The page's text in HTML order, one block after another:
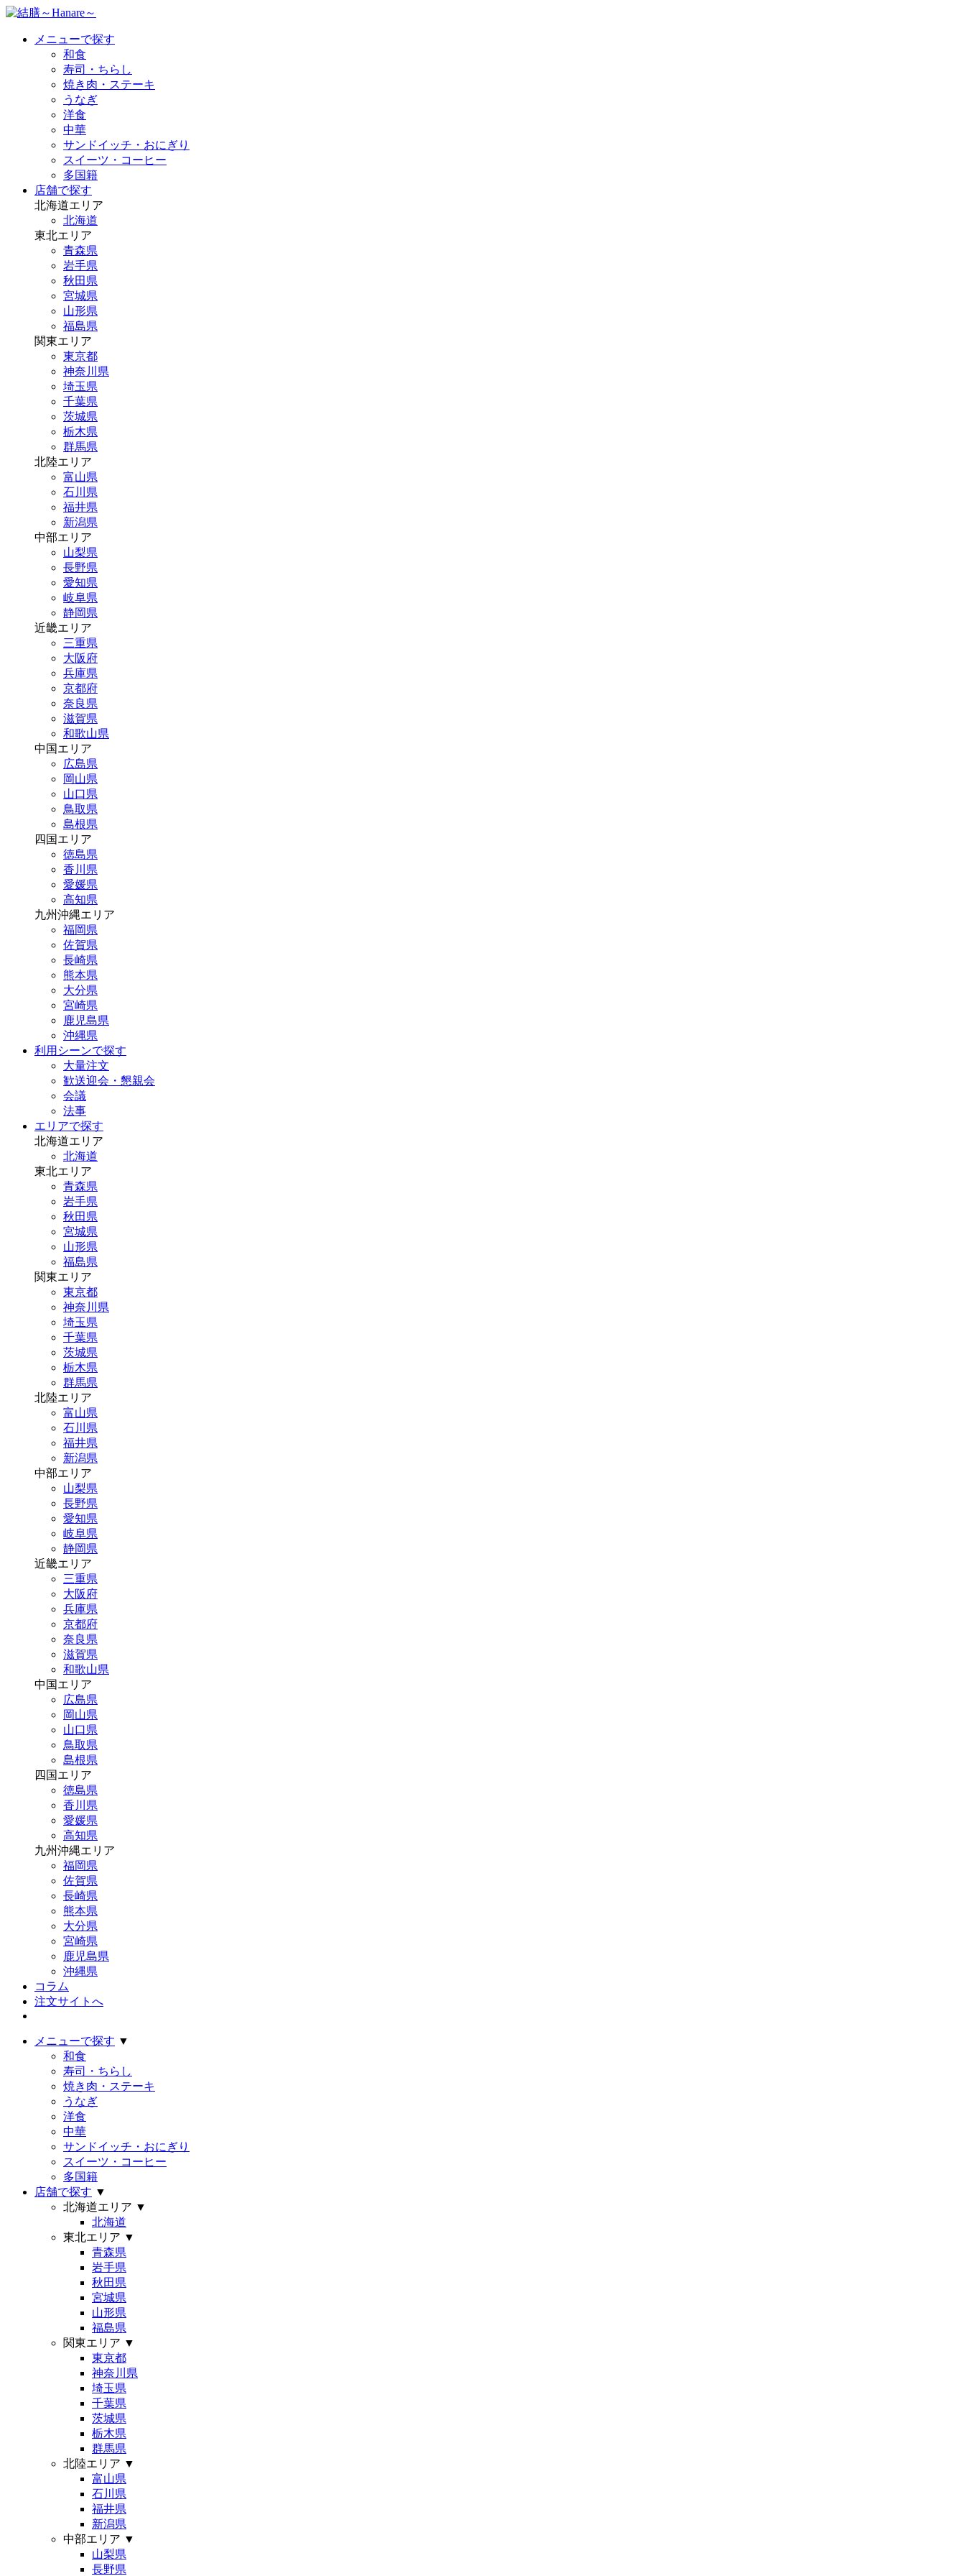
メニューで探す
和食
寿司・ちらし
焼き肉・ステーキ
うなぎ
洋食
中華
サンドイッチ・おにぎり
スイーツ・コーヒー
多国籍
店舗で探す
北海道エリア
北海道
東北エリア
青森県
岩手県
秋田県
宮城県
山形県
福島県
関東エリア
東京都
神奈川県
埼玉県
千葉県
茨城県
栃木県
群馬県
北陸エリア
富山県
石川県
福井県
新潟県
中部エリア
山梨県
長野県
愛知県
岐阜県
静岡県
近畿エリア
三重県
大阪府
兵庫県
京都府
奈良県
滋賀県
和歌山県
中国エリア
広島県
岡山県
山口県
鳥取県
島根県
四国エリア
徳島県
香川県
愛媛県
高知県
九州沖縄エリア
福岡県
佐賀県
長崎県
熊本県
大分県
宮崎県
鹿児島県
沖縄県
利用シーンで探す
大量注文
歓送迎会・懇親会
会議
法事
エリアで探す
北海道エリア
北海道
東北エリア
青森県
岩手県
秋田県
宮城県
山形県
福島県
関東エリア
東京都
神奈川県
埼玉県
千葉県
茨城県
栃木県
群馬県
北陸エリア
富山県
石川県
福井県
新潟県
中部エリア
山梨県
長野県
愛知県
岐阜県
静岡県
近畿エリア
三重県
大阪府
兵庫県
京都府
奈良県
滋賀県
和歌山県
中国エリア
広島県
岡山県
山口県
鳥取県
島根県
四国エリア
徳島県
香川県
愛媛県
高知県
九州沖縄エリア
福岡県
佐賀県
長崎県
熊本県
大分県
宮崎県
鹿児島県
沖縄県
コラム
注文サイトへ
メニューで探す ▼
和食
寿司・ちらし
焼き肉・ステーキ
うなぎ
洋食
中華
サンドイッチ・おにぎり
スイーツ・コーヒー
多国籍
店舗で探す ▼
北海道エリア ▼
北海道
東北エリア ▼
青森県
岩手県
秋田県
宮城県
山形県
福島県
関東エリア ▼
東京都
神奈川県
埼玉県
千葉県
茨城県
栃木県
群馬県
北陸エリア ▼
富山県
石川県
福井県
新潟県
中部エリア ▼
山梨県
長野県